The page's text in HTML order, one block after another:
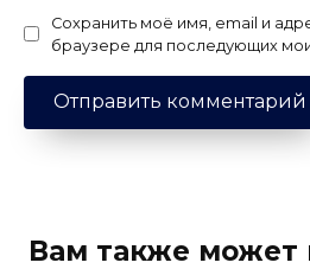
Сохранить моё имя, email и
браузере для последующих
Вам также может